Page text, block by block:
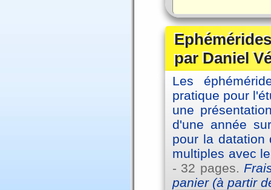
par Daniel
Les
pratique pour
une
d'une année
pour la datation
multiples avec
- 32 pages.
panier (à partir